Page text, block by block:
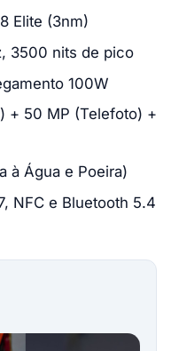
Elite (3nm)
3500 nits de pico
100W
+ 50 MP (Telefoto) +
à Água e Poeira)
NFC e Bluetooth 5.4